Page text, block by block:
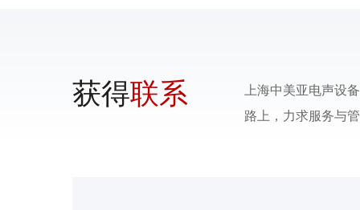
获得联系
上海中美亚电声设
路上，力求服务与